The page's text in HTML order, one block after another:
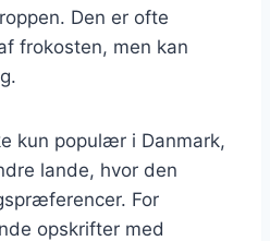
Den er ofte
frokosten, men kan
kun populær i Danmark,
lande, hvor den
For
opskrifter med